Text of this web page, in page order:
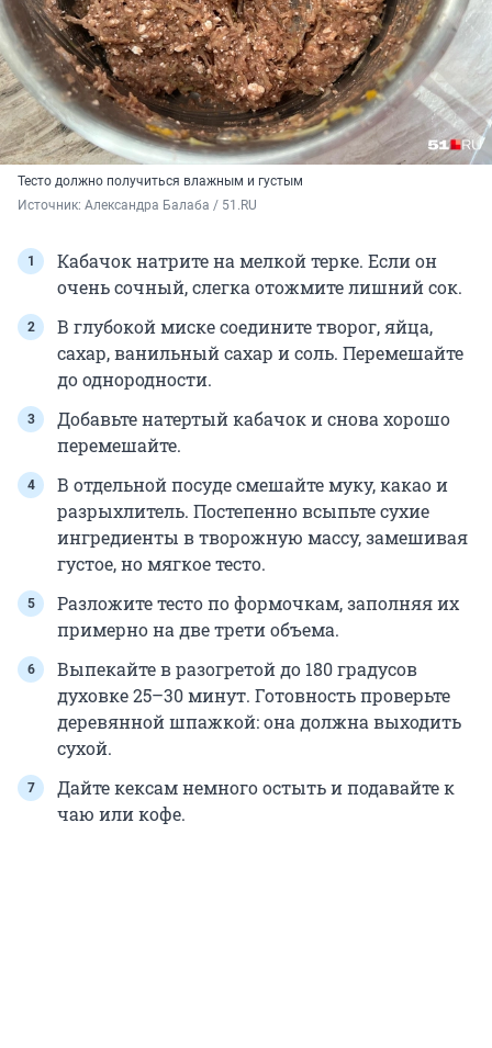
Тесто должно получиться влажным и густым
Источник: Александра Балаба / 51.RU
Кабачок натрите на мелкой терке. Если он
очень сочный, слегка отожмите лишний сок.
В глубокой миске соедините творог, яйца,
сахар, ванильный сахар и соль. Перемешайте
до однородности.
Добавьте натертый кабачок и снова хорошо
перемешайте.
В отдельной посуде смешайте муку, какао и
разрыхлитель. Постепенно всыпьте сухие
ингредиенты в творожную массу, замешивая
густое, но мягкое тесто.
Разложите тесто по формочкам, заполняя их
примерно на две трети объема.
Выпекайте в разогретой до 180 градусов
духовке 25–30 минут. Готовность проверьте
деревянной шпажкой: она должна выходить
сухой.
Дайте кексам немного остыть и подавайте к
чаю или кофе.